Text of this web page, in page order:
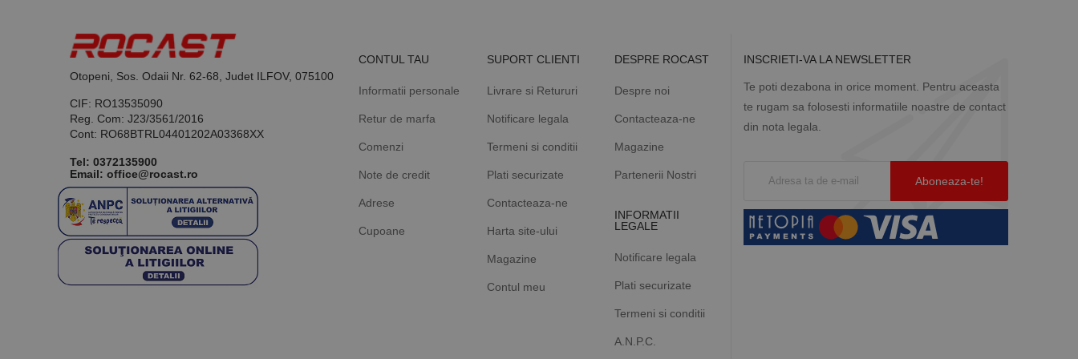
Otopeni, Sos. Odaii Nr. 62-68, Judet ILFOV, 075100
CIF: RO13535090
Reg. Com: J23/3561/2016
Cont: RO68BTRL04401202A03368XX
Tel: 0372135900
Email: office@rocast.ro
CONTUL TAU
Informatii personale
Retur de marfa
Comenzi
Note de credit
Adrese
Cupoane
SUPORT CLIENTI
Livrare si Retururi
Notificare legala
Termeni si conditii
Plati securizate
Contacteaza-ne
Harta site-ului
Magazine
Contul meu
DESPRE ROCAST
Despre noi
Contacteaza-ne
Magazine
Partenerii Nostri
INFORMATII
LEGALE
Notificare legala
Plati securizate
Termeni si conditii
A.N.P.C.
INSCRIETI-VA LA NEWSLETTER
Te poti dezabona in orice moment. Pentru aceasta
te rugam sa folosesti informatiile noastre de contact
din nota legala.